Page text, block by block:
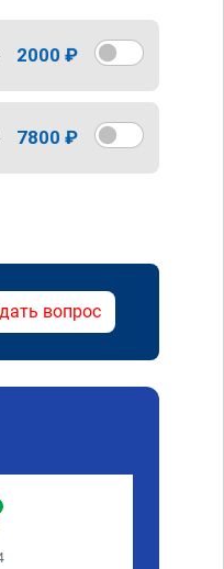
2000 ₽
7800 ₽
вопрос